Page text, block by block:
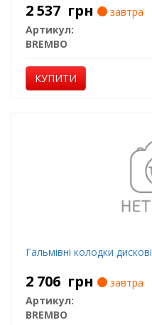
2 537 грн
завтра
Артикул:
BREMBO
КУПИТИ
Гальмівні колодки дискові
2 706 грн
завтра
Артикул:
BREMBO